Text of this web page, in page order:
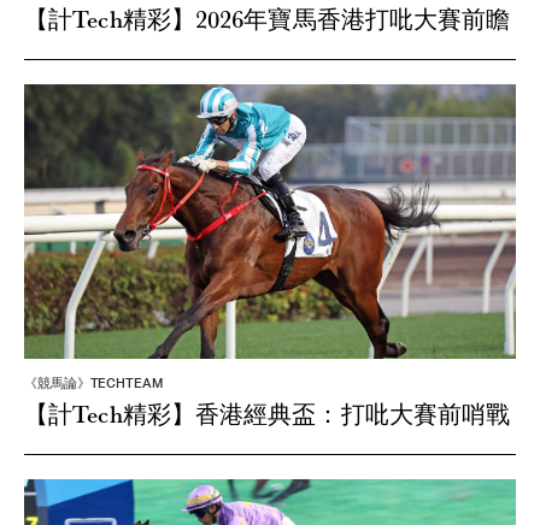
【計Tech精彩】2026年寶馬香港打吡大賽前瞻
《競馬論》TECHTEAM
【計Tech精彩】香港經典盃：打吡大賽前哨戰